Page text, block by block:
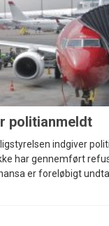
politianmeldt
indgiver
har gennemført
er foreløbigt